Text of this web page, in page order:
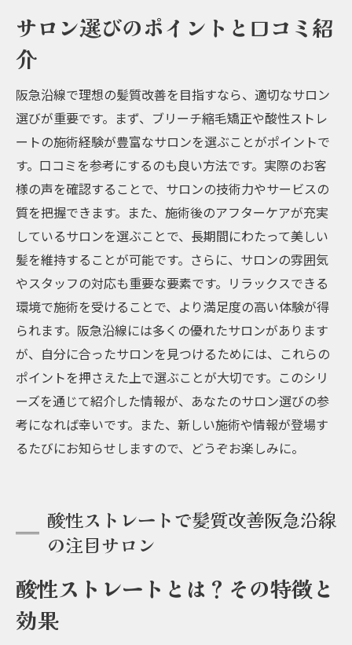
サロン選びのポイントと口コミ紹
介
阪急沿線で理想の髪質改善を目指すなら、適切なサロン
選びが重要です。まず、ブリーチ縮毛矯正や酸性ストレ
ートの施術経験が豊富なサロンを選ぶことがポイントで
す。口コミを参考にするのも良い方法です。実際のお客
様の声を確認することで、サロンの技術力やサービスの
質を把握できます。また、施術後のアフターケアが充実
しているサロンを選ぶことで、長期間にわたって美しい
髪を維持することが可能です。さらに、サロンの雰囲気
やスタッフの対応も重要な要素です。リラックスできる
環境で施術を受けることで、より満足度の高い体験が得
られます。阪急沿線には多くの優れたサロンがあります
が、自分に合ったサロンを見つけるためには、これらの
ポイントを押さえた上で選ぶことが大切です。このシリ
ーズを通じて紹介した情報が、あなたのサロン選びの参
考になれば幸いです。また、新しい施術や情報が登場す
るたびにお知らせしますので、どうぞお楽しみに。
酸性ストレートで髪質改善阪急沿線
の注目サロン
酸性ストレートとは？その特徴と
効果